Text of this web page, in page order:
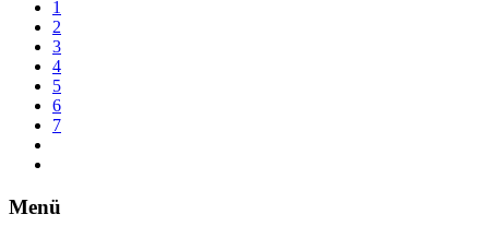
1
2
3
4
5
6
7
Menü